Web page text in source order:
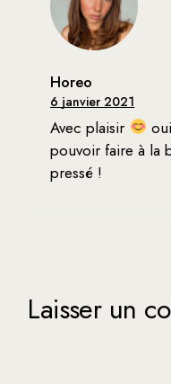
Horeo
6 janvier 2021
Avec plaisir
pouvoir faire à la
pressé !
Laisser un